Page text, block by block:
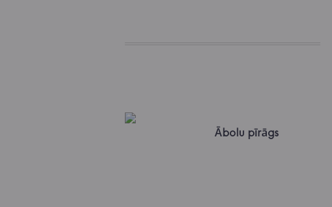
Ābolu pīrāgs